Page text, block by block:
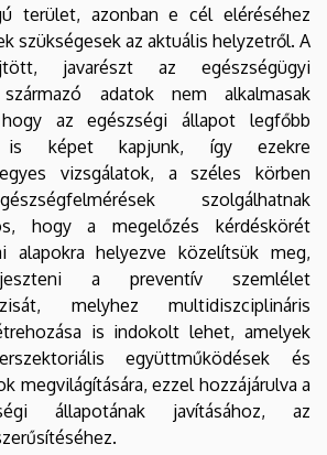
terület, azonban e cél eléréséhez
szükségesek az aktuális helyzetről. A
javarészt az egészségügyi
származó adatok nem alkalmasak
az egészségi állapot legfőbb
is képet kapjunk, így ezekre
vizsgálatok, a széles körben
szolgálhatnak
hogy a megelőzés kérdéskörét
alapokra helyezve közelítsük meg,
a preventív szemlélet
melyhez multidiszciplináris
is indokolt lehet, amelyek
együttműködések és
megvilágítására, ezzel hozzájárulva a
állapotának javításához, az